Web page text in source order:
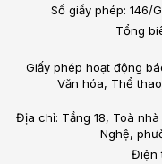
Số giấy phép: 146/
Tổng
Giấy phép hoạt động
Văn hóa, Thể
Địa chỉ: Tầng 18, Toà
Nghệ,
Điện